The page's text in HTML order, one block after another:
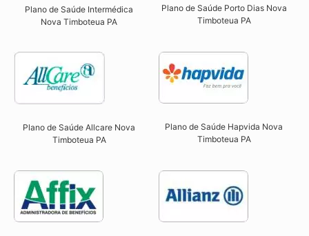
Plano de Saúde Intermédica
Nova Timboteua PA​
Plano de Saúde Porto Dias Nova
Timboteua PA
Plano de Saúde Allcare Nova
Timboteua PA​
Plano de Saúde Hapvida Nova
Timboteua PA​